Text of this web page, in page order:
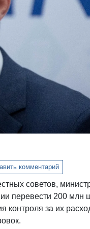
комментарий
советов,
200 млн
контроля за их